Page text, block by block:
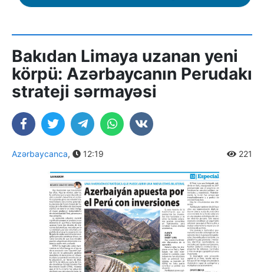
Bakıdan Limaya uzanan yeni
körpü: Azərbaycanın Perudakı
strateji sərmayəsi
Azərbaycanca, 12:19 221